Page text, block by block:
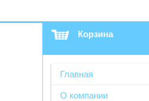
Корзина
Главная
О компании